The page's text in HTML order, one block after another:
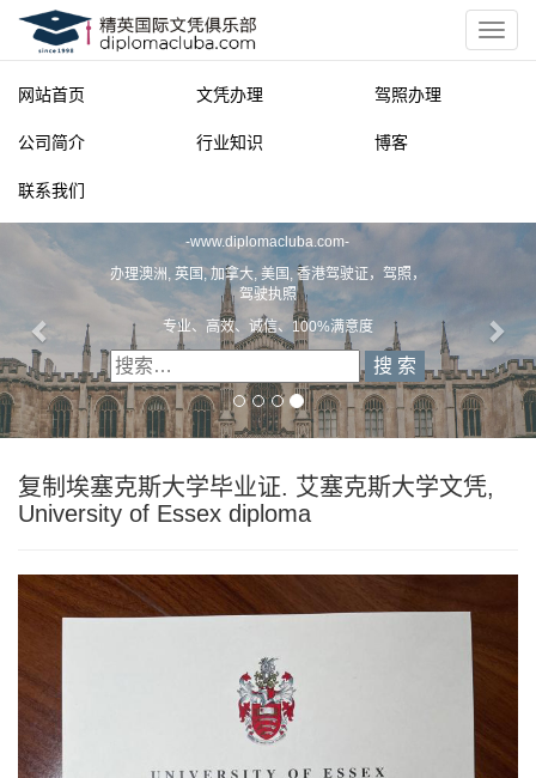
网站首页 文凭办理 驾照办理
公司简介 行业知识 博客
联系我们
www.diplomacluba.com-
办理澳洲, 英国, 加拿大, 美国, 香港驾驶证，驾照，
驾驶执照
专业、高效、诚信、100%满意度
复制埃塞克斯大学毕业证. 艾塞克斯大学文凭,
University of Essex diploma